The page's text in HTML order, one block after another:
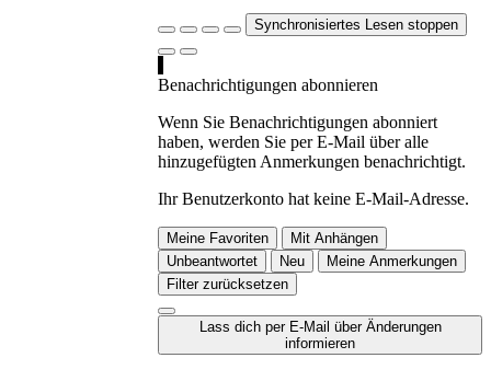
Synchronisiertes Lesen stoppen
Benachrichtigungen abonnieren
Wenn Sie Benachrichtigungen abonniert
haben, werden Sie per E-Mail über alle
hinzugefügten Anmerkungen benachrichtigt.
Ihr Benutzerkonto hat keine E-Mail-Adresse.
Meine Favoriten
Mit Anhängen
Unbeantwortet
Neu
Meine Anmerkungen
Filter zurücksetzen
Lass dich per E-Mail über Änderungen
informieren